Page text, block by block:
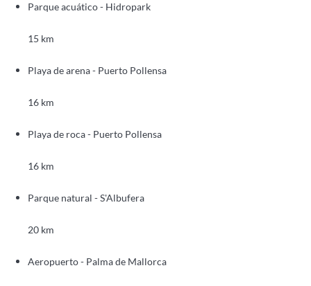
Parque acuático - Hidropark
15 km
Playa de arena - Puerto Pollensa
16 km
Playa de roca - Puerto Pollensa
16 km
Parque natural - S'Albufera
20 km
Aeropuerto - Palma de Mallorca